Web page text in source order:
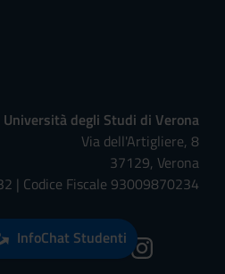
Università degli Studi di Verona
Via dell'Artigliere, 8
37129, Verona
| Codice Fiscale 93009870234
on:
InfoChat Studenti